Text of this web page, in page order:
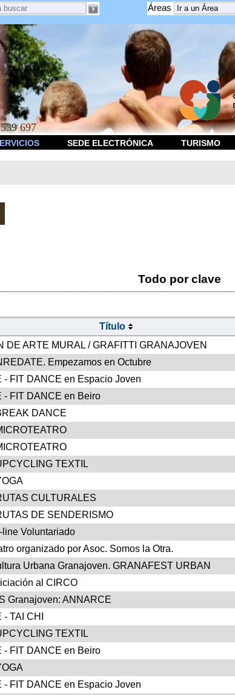
Áreas
697
SEDE ELECTRÓNICA TURISMO
Todo por clave
Título
DE ARTE MURAL / GRAFITTI GRANAJOVEN
Empezamos en Octubre
- FIT DANCE en Espacio Joven
- FIT DANCE en Beiro
DANCE
TEXTIL
CULTURALES
DE SENDERISMO
Voluntariado
organizado por Asoc. Somos la Otra.
Urbana Granajoven. GRANAFEST URBAN
al CIRCO
Granajoven: ANNARCE
TAI CHI
TEXTIL
- FIT DANCE en Beiro
- FIT DANCE en Espacio Joven